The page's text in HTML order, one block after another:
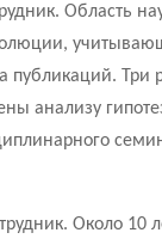
Область
публикаций.
анализу
Около 10